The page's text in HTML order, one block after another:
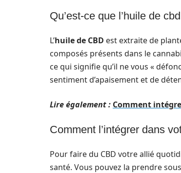
Qu’est-ce que l’huile de
L’huile de CBD est extraite de
composés présents dans le
ce qui signifie qu’il ne vous «
sentiment d’apaisement et de
Lire également : Comment
Comment l’intégrer dans
Pour faire du CBD votre allié
santé. Vous pouvez la prendre